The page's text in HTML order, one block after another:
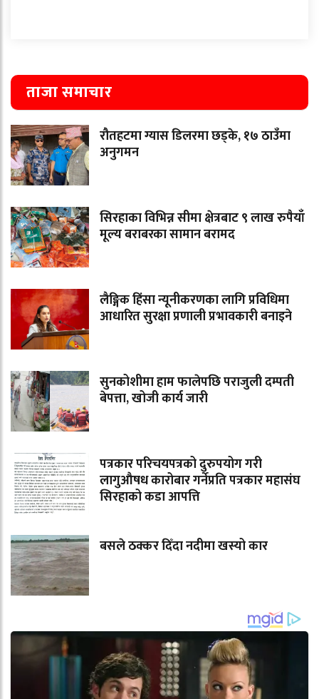
ताजा समाचार
रौतहटमा ग्यास डिलरमा छड्के, १७ ठाउँमा
अनुगमन
सिरहाका विभिन्न सीमा क्षेत्रबाट ९ लाख रुपैयाँ
मूल्य बराबरका सामान बरामद
लैङ्गिक हिंसा न्यूनीकरणका लागि प्रविधिमा
आधारित सुरक्षा प्रणाली प्रभावकारी बनाइने
सुनकोशीमा हाम फालेपछि पराजुली दम्पती
बेपत्ता, खोजी कार्य जारी
पत्रकार परिचयपत्रको दुरुपयोग गरी
लागुऔषध कारोबार गर्नेप्रति पत्रकार महासंघ
सिरहाको कडा आपत्ति
बसले ठक्कर दिँदा नदीमा खस्यो कार